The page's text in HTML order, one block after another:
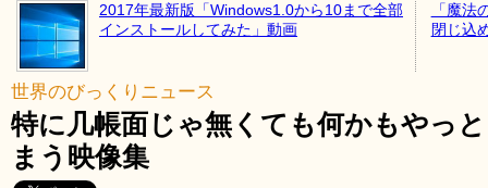
2017年最新版「Windows1.0から10まで全部
インストールしてみた」動画
「魔法
閉じ込
世界のびっくりニュース
特に几帳面じゃ無くても何かもやっ
まう映像集